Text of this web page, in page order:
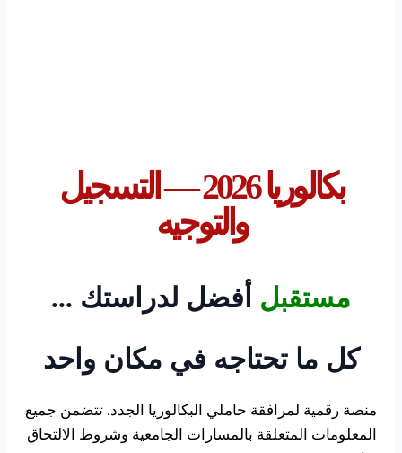
بكالوريا 2026 — التسجيل
والتوجيه
مستقبل أفضل لدراستك ...
كل ما تحتاجه في مكان واحد
منصة رقمية لمرافقة حاملي البكالوريا الجدد. تتضمن جميع
المعلومات المتعلقة بالمسارات الجامعية وشروط الالتحاق